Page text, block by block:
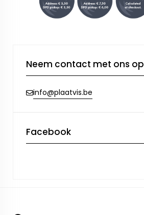
Neem contact met ons op
info@plaatvis.be
Facebook